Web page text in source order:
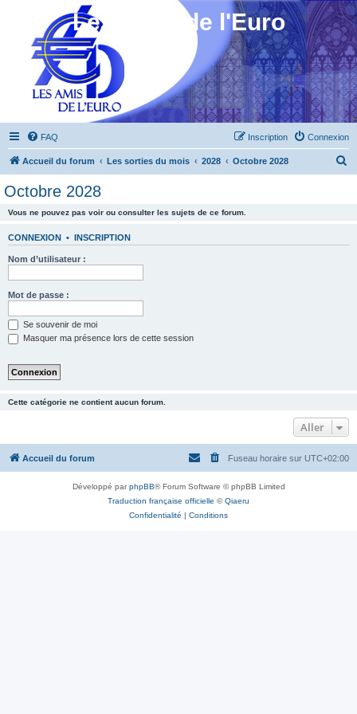
Les Amis de l'Euro
FAQ Connexion
Inscription
Accueil du forum Les sorties du mois 2028 Octobre 2028
Octobre 2028
Vous ne pouvez pas voir ou consulter les sujets de ce forum.
CONNEXION • INSCRIPTION
Nom d’utilisateur :
Mot de passe :
Se souvenir de moi
Masquer ma présence lors de cette session
Cette catégorie ne contient aucun forum.
Aller
Accueil du forum Fuseau horaire sur UTC+02:00
Développé parphpBB® Forum Software © phpBB Limited
Traduction française officielle ©Qiaeru
Confidentialité | Conditions